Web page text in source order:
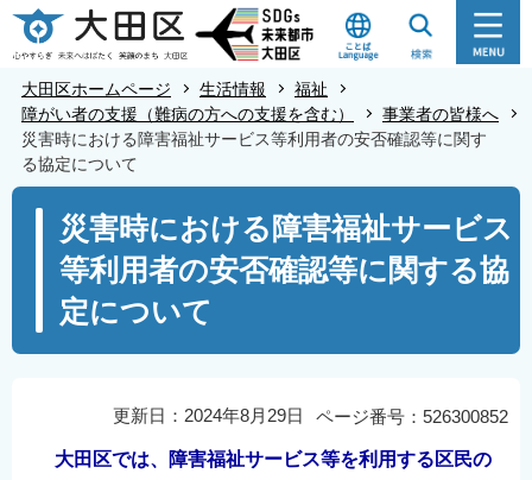
こ
の
大田区ホームページ 生活情報
福祉
障がい者の支援（難病の方への支援を含む）
事業者の皆様へ
災害時における障害福祉サービス等利用者の安否確認等に関す
る協定について
災害時における障害福祉サービス
等利用者の安否確認等に関する協
定について
ページ番号：526300852
更新日：2024年8月29日
大田区では、障害福祉サービス等を利用する区民の